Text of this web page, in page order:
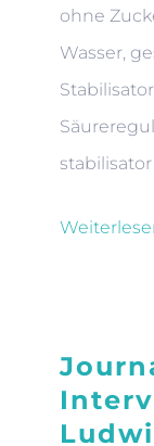
ohne
Wasser,